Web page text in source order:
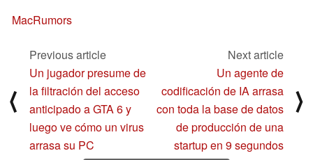
MacRumors
⟨
Previous article
Un jugador presume de
la filtración del acceso
anticipado a GTA 6 y
luego ve cómo un virus
arrasa su PC
Next article
Un agente de
codificación de IA arrasa
con toda la base de datos
de producción de una
startup en 9 segundos
⟩